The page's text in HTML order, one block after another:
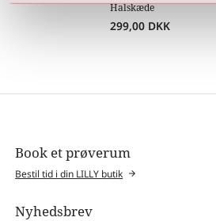
Halskæde
299,00 DKK
Book et prøverum
Bestil tid i din LILLY butik
Nyhedsbrev